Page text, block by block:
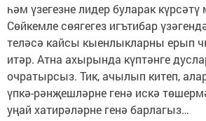
һәм үзегезне лидер буларак күрсәтү
Сөйкемле сөягегез игътибар
теләсә кайсы кыенлыкларны ерып
итәр. Атна ахырында күптәнге
очратырсыз. Тик, ачылып китеп,
үпкә-рәнҗешләрне генә искә
уңай хатирәләрне генә барлагыз…